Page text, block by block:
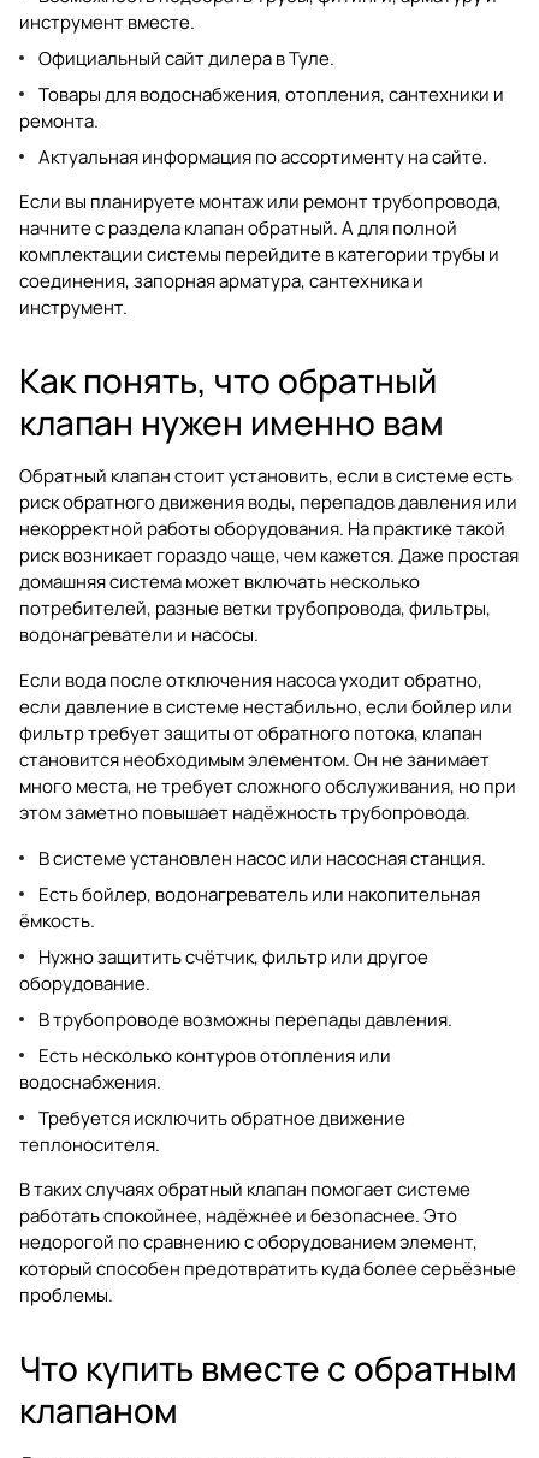
инструмент вместе.
Официальный сайт дилера в Туле.
Товары для водоснабжения, отопления, сантехники и
ремонта.
Актуальная информация по ассортименту на сайте.
Если вы планируете монтаж или ремонт трубопровода,
начните с разделаклапан обратный. А для полной
комплектации системы перейдите в категориитрубы и
соединения,запорная арматура,сантехникаи
инструмент.
Как понять, что обратный
клапан нужен именно вам
Обратный клапан стоит установить, если в системе есть
риск обратного движения воды, перепадов давления или
некорректной работы оборудования. На практике такой
риск возникает гораздо чаще, чем кажется. Даже простая
домашняя система может включать несколько
потребителей, разные ветки трубопровода, фильтры,
водонагреватели и насосы.
Если вода после отключения насоса уходит обратно,
если давление в системе нестабильно, если бойлер или
фильтр требует защиты от обратного потока, клапан
становится необходимым элементом. Он не занимает
много места, не требует сложного обслуживания, но при
этом заметно повышает надёжность трубопровода.
В системе установлен насос или насосная станция.
Есть бойлер, водонагреватель или накопительная
ёмкость.
Нужно защитить счётчик, фильтр или другое
оборудование.
В трубопроводе возможны перепады давления.
Есть несколько контуров отопления или
водоснабжения.
Требуется исключить обратное движение
теплоносителя.
В таких случаях обратный клапан помогает системе
работать спокойнее, надёжнее и безопаснее. Это
недорогой по сравнению с оборудованием элемент,
который способен предотвратить куда более серьёзные
проблемы.
Что купить вместе с обратным
клапаном